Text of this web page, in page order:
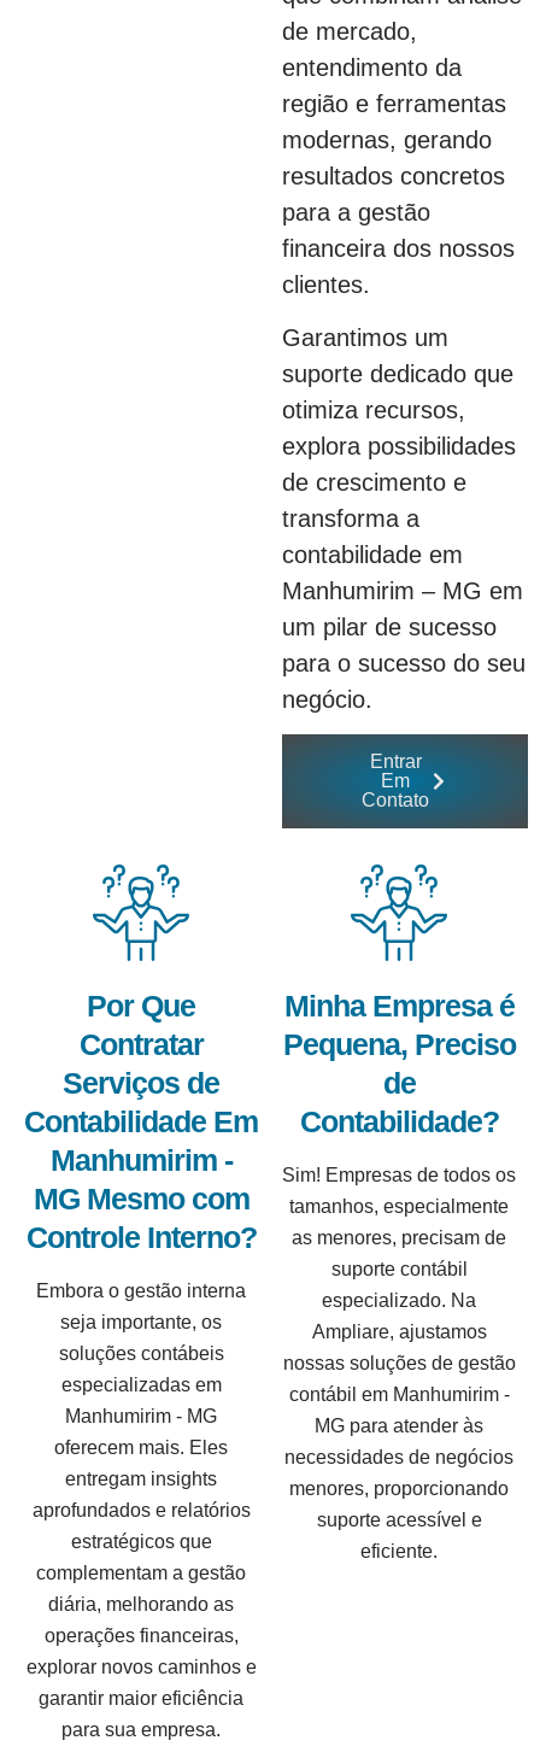
de mercado,
entendimento da
região e ferramentas
modernas, gerando
resultados concretos
para a gestão
financeira dos nossos
clientes.
Garantimos um
suporte dedicado que
otimiza recursos,
explora possibilidades
de crescimento e
transforma a
contabilidade em
Manhumirim – MG em
um pilar de sucesso
para o sucesso do seu
negócio.
Entrar
Em
Contato
Por Que
Contratar
Serviços de
Contabilidade Em
Manhumirim -
MG Mesmo com
Controle Interno?
Embora o gestão interna
seja importante, os
soluções contábeis
especializadas em
Manhumirim - MG
oferecem mais. Eles
entregam insights
aprofundados e relatórios
estratégicos que
complementam a gestão
diária, melhorando as
operações financeiras,
explorar novos caminhos e
garantir maior eficiência
para sua empresa.
Minha Empresa é
Pequena, Preciso
de
Contabilidade?
Sim! Empresas de todos os
tamanhos, especialmente
as menores, precisam de
suporte contábil
especializado. Na
Ampliare, ajustamos
nossas soluções de gestão
contábil em Manhumirim -
MG para atender às
necessidades de negócios
menores, proporcionando
suporte acessível e
eficiente.